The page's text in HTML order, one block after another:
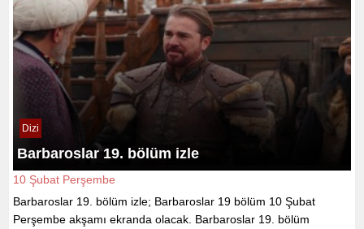
Dizi
Barbaroslar 19. bölüm izle
10 Şubat Perşembe
Barbaroslar 19. bölüm izle; Barbaroslar 19 bölüm 10 Şubat
Perşembe akşamı ekranda olacak. Barbaroslar 19. bölüm